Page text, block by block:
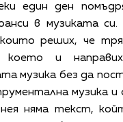
един ден
в музиката
които реших, че
което и
музика без да
музика
няма текст,